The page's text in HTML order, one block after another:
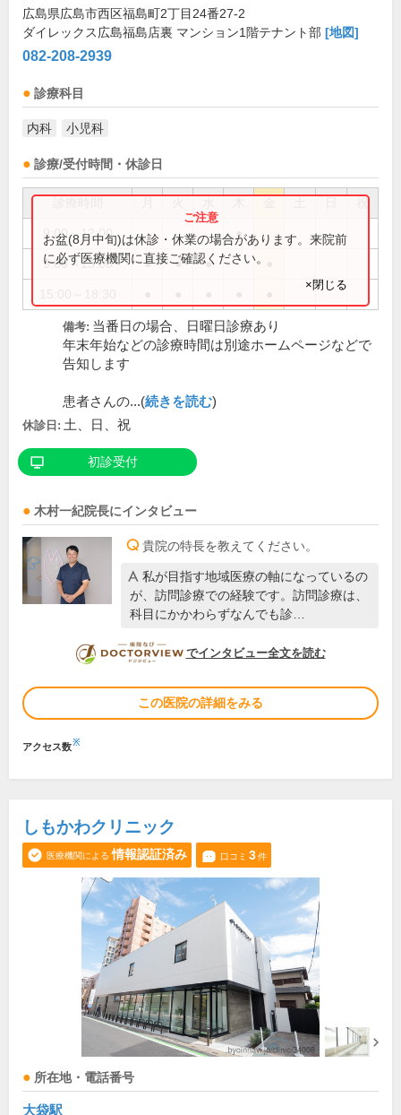
広島県広島市西区福島町2丁目24番27-2
ダイレックス広島福島店裏 マンション1階テナント部 [地図]
082-208-2939
診療科目
内科 小児科
診療/受付時間・休診日
祝
9:00～12:00 ●
9:00～13:00 ● ● ●
お盆(8月中旬)は休診・休業の場合があります。来院前
に必ず医療機関に直接ご確認ください。
×閉じる
備考: 当番日の場合、日曜日診療あり
年末年始などの診療時間は別途ホームページなどで
告知します
患者さんの...(続きを読む)
休診日: 土、日、祝
初診受付
木村一紀院長にインタビュー
貴院の特長を教えてください。
私が目指す地域医療の軸になっているの
が、訪問診療での経験です。訪問診療は、
科目にかかわらずなんでも診…
DOCTORVIEW
でインタビュー全文を読む
この医院の詳細をみる
アクセス数※
しもかわクリニック
医療機関による 情報認証済み 口コミ 3件
所在地・電話番号
大袋駅